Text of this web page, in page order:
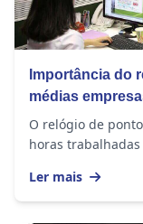
Importância do
médias
O relógio de
horas
Ler mais